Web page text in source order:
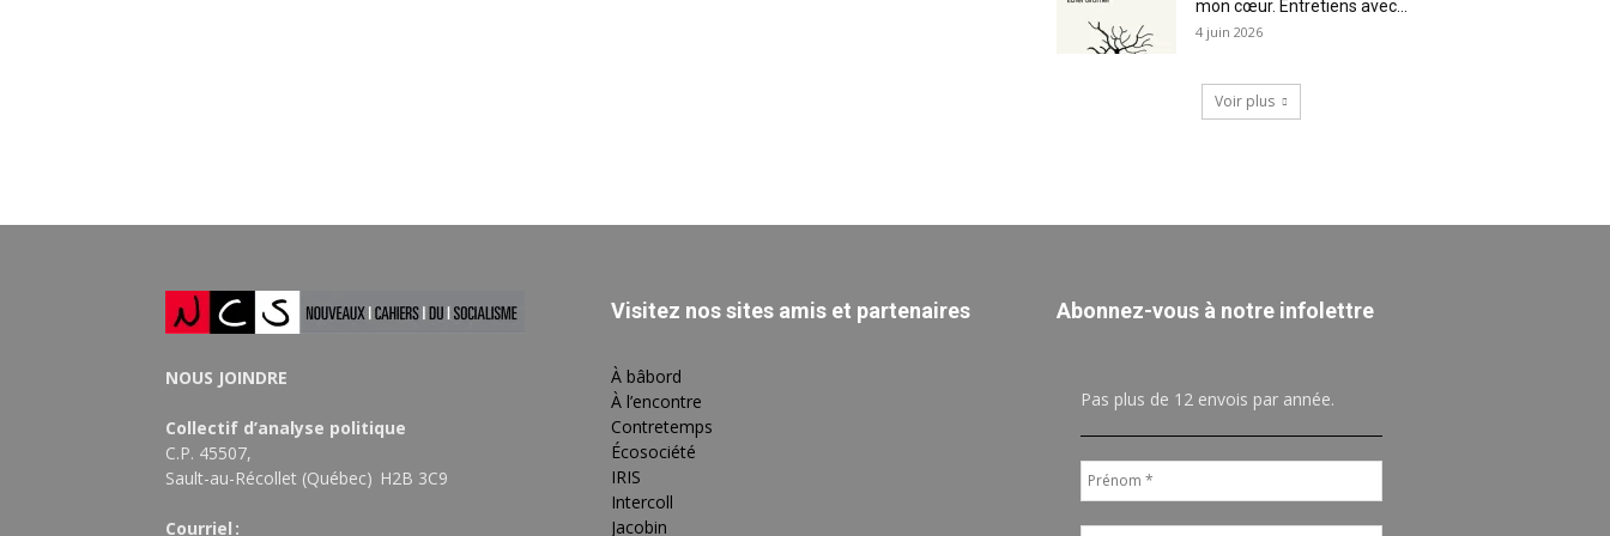
mon cœur. Entretiens avec...
4 juin 2026
Voir plus
NOUS JOINDRE
Collectif d’analyse politique
C.P. 45507,
Sault-au-Récollet (Québec) H2B 3C9
Courriel :
Visitez nos sites amis et partenaires
À bâbord
À l’encontre
Contretemps
Écosociété
IRIS
Intercoll
Jacobin
Abonnez-vous à notre infolettre
Pas plus de 12 envois par année.